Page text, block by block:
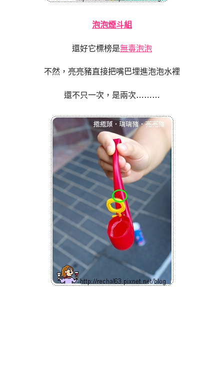
泡泡煙斗組
還好它標榜是無毒泡泡
不然，亮亮豬直接把嘴巴埋進泡泡水裡
還不只一次，是兩次………